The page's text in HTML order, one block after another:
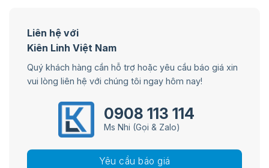
Liên hệ với
Kiên Linh Việt Nam
Quý khách hàng cần hỗ trợ hoặc yêu cầu báo giá xin
vui lòng liên hệ với chúng tôi ngay hôm nay!
0908 113 114
Ms Nhi (Gọi & Zalo)
Yêu cầu báo giá